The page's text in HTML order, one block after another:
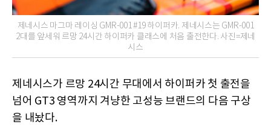
제네시스 마그마 레이싱 GMR-001 #19 하이퍼카. 제네시스는 GMR-001
2대를 앞세워 르망 24시간 하이퍼카 클래스에 처음 출전한다. 사진=제네
시스
제네시스가 르망 24시간 무대에서 하이퍼카 첫 출전을
넘어 GT3 영역까지 겨냥한 고성능 브랜드의 다음 구상
을 내놨다.